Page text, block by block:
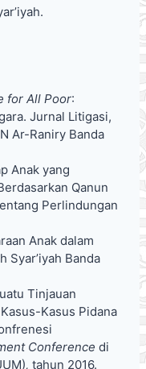
for All Poor:
Jurnal Litigasi,
Ar-Raniry Banda
Anak yang
Qanun
Perlindungan
Anak dalam
Syar’iyah Banda
Tinjauan
Kasus Pidana
Conference di
, tahun 2016.